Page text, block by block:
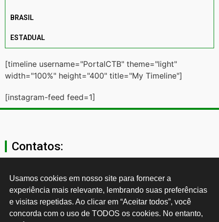
BRASIL
ESTADUAL
[timeline username="PortalCTB" theme="light"
width="100%" height="400" title="My Timeline"]
[instagram-feed feed=1]
Contatos:
secgeral@ctb.org.br
11 3874-0040
Rua Cardoso de Almeida, 1843, Sumaré São Paulo - SP -
Usamos cookies em nosso site para fornecer a
experiência mais relevante, lembrando suas preferências
e visitas repetidas. Ao clicar em “Aceitar todos”, você
concorda com o uso de TODOS os cookies. No entanto,